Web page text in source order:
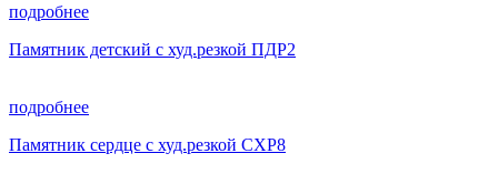
подробнее
Памятник детский с худ.резкой ПДР2
подробнее
Памятник сердце с худ.резкой СХР8